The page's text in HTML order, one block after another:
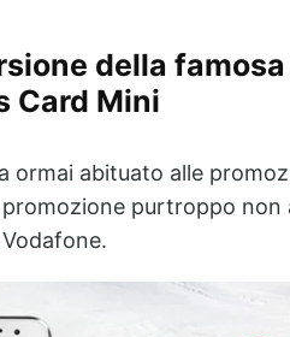
della
Card Mini
ormai abituato alle
promozione purtroppo